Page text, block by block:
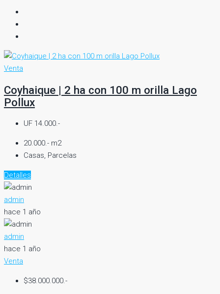
Venta
Coyhaique | 2 ha con 100 m orilla Lago
Pollux
UF 14.000.-
20.000.- m2
Casas, Parcelas
Detalles
admin
hace 1 año
admin
hace 1 año
Venta
$38.000.000.-